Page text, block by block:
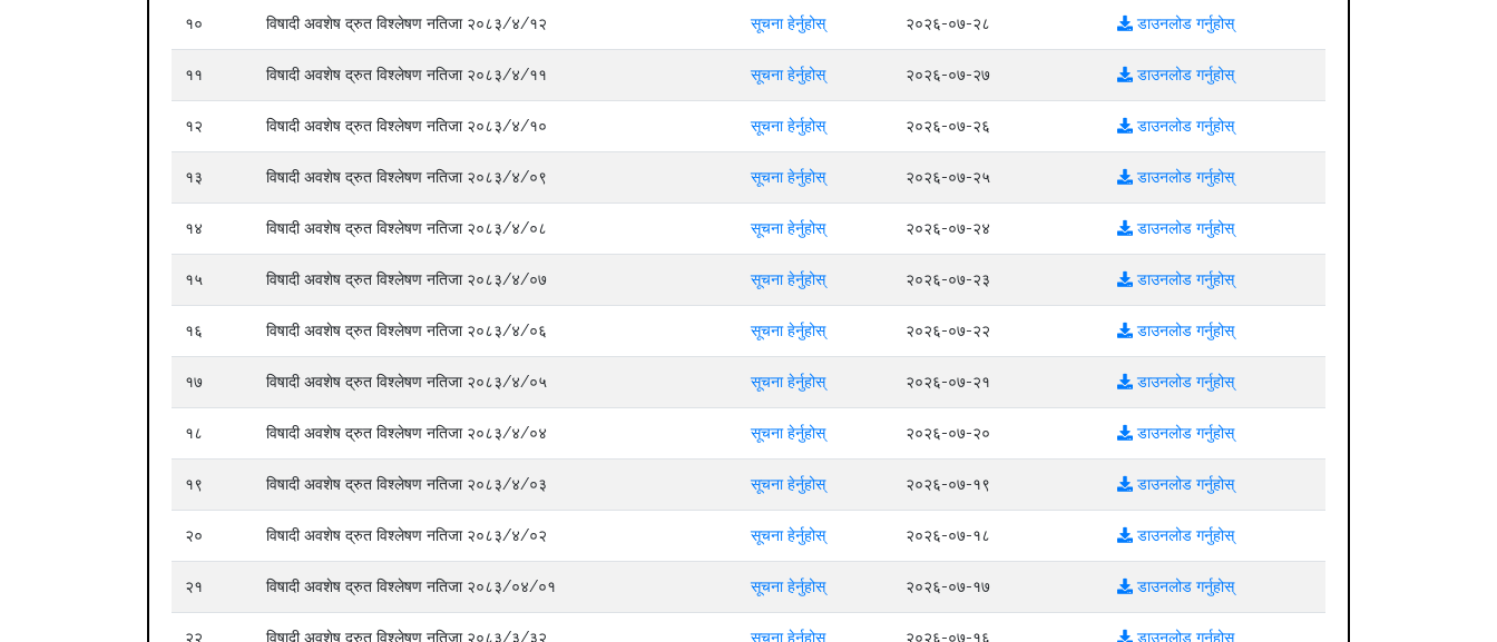
१० विषादी अवशेष द्रुत विश्लेषण नतिजा २०८३/४/१२ सूचना हेर्नुहोस् २०२६-०७-२८ डाउनलोड गर्नुहोस्
११ विषादी अवशेष द्रुत विश्लेषण नतिजा २०८३/४/११ सूचना हेर्नुहोस् २०२६-०७-२७ डाउनलोड गर्नुहोस्
१२ विषादी अवशेष द्रुत विश्लेषण नतिजा २०८३/४/१० सूचना हेर्नुहोस् २०२६-०७-२६ डाउनलोड गर्नुहोस्
१३ विषादी अवशेष द्रुत विश्लेषण नतिजा २०८३/४/०९ सूचना हेर्नुहोस् २०२६-०७-२५ डाउनलोड गर्नुहोस्
१४ विषादी अवशेष द्रुत विश्लेषण नतिजा २०८३/४/०८ सूचना हेर्नुहोस् २०२६-०७-२४ डाउनलोड गर्नुहोस्
१५ विषादी अवशेष द्रुत विश्लेषण नतिजा २०८३/४/०७ सूचना हेर्नुहोस् २०२६-०७-२३ डाउनलोड गर्नुहोस्
१६ विषादी अवशेष द्रुत विश्लेषण नतिजा २०८३/४/०६ सूचना हेर्नुहोस् २०२६-०७-२२ डाउनलोड गर्नुहोस्
१७ विषादी अवशेष द्रुत विश्लेषण नतिजा २०८३/४/०५ सूचना हेर्नुहोस् २०२६-०७-२१ डाउनलोड गर्नुहोस्
१८ विषादी अवशेष द्रुत विश्लेषण नतिजा २०८३/४/०४ सूचना हेर्नुहोस् २०२६-०७-२० डाउनलोड गर्नुहोस्
१९ विषादी अवशेष द्रुत विश्लेषण नतिजा २०८३/४/०३ सूचना हेर्नुहोस् २०२६-०७-१९ डाउनलोड गर्नुहोस्
२० विषादी अवशेष द्रुत विश्लेषण नतिजा २०८३/४/०२ सूचना हेर्नुहोस् २०२६-०७-१८ डाउनलोड गर्नुहोस्
२१ विषादी अवशेष द्रुत विश्लेषण नतिजा २०८३/०४/०१ सूचना हेर्नुहोस् २०२६-०७-१७ डाउनलोड गर्नुहोस्
२२ विषादी अवशेष द्रुत विश्लेषण नतिजा २०८३/३/३२ सूचना हेर्नुहोस् २०२६-०७-१६ डाउनलोड गर्नुहोस्